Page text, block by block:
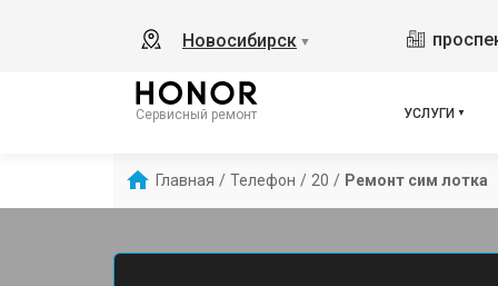
Новосибирск ▼
Сервисный ремонт УСЛУГИ
Главная / Телефон / 20 / Ремонт сим лотка